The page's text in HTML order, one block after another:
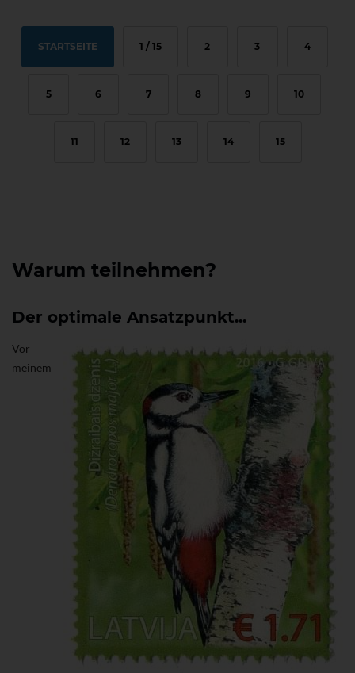
STARTSEITE 1 / 15 2 3 4
5 6 7 8 9 10
11 12 13 14 15
Warum teilnehmen?
Der optimale Ansatzpunkt...
Vor
meinem